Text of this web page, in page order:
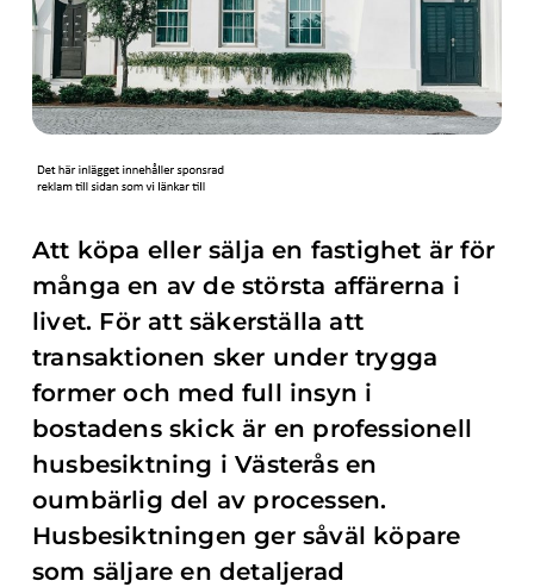
Att köpa eller sälja en fastighet är för
många en av de största affärerna i
livet. För att säkerställa att
transaktionen sker under trygga
former och med full insyn i
bostadens skick är en professionell
husbesiktning i Västerås en
oumbärlig del av processen.
Husbesiktningen ger såväl köpare
som säljare en detaljerad